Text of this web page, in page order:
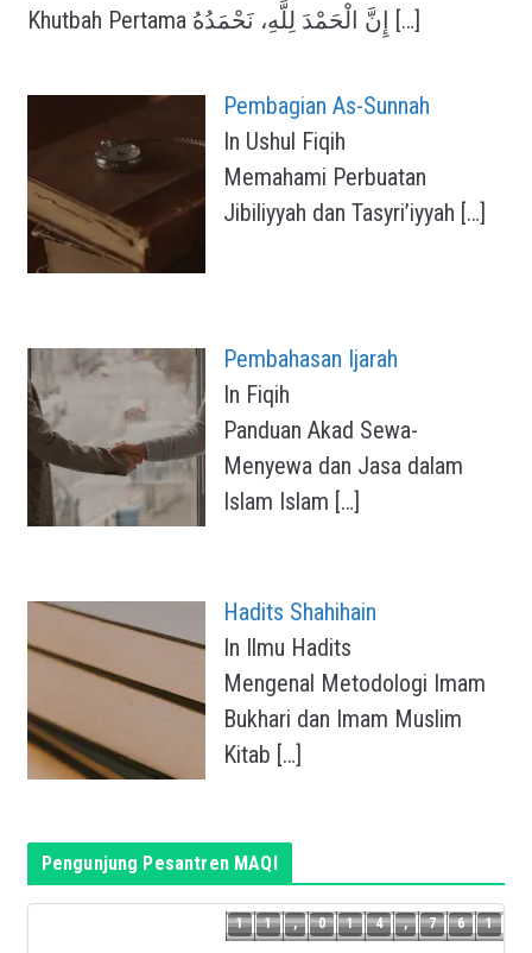
[…]
Pembagian As-Sunnah
In Ushul Fiqih
Memahami Perbuatan
Jibiliyyah dan Tasyri’iyyah […]
Pembahasan Ijarah
In Fiqih
Panduan Akad Sewa-
Menyewa dan Jasa dalam
Islam Islam […]
Hadits Shahihain
In Ilmu Hadits
Mengenal Metodologi Imam
Bukhari dan Imam Muslim
Kitab […]
Pengunjung Pesantren MAQI
1
1
,
0
1
4
,
7
6 1